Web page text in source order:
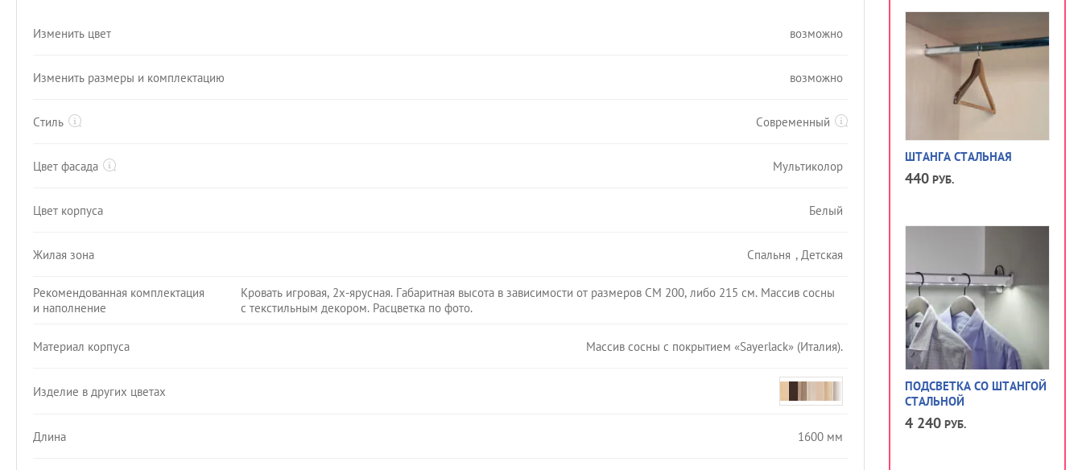
ШТАНГА СТАЛЬНАЯ
440 РУБ.
ПОДСВЕТКА СО ШТАНГОЙ
СТАЛЬНОЙ
4 240 РУБ.
Изменить цвет возможно
Изменить размеры и комплектацию возможно
Стиль Современный
Цвет фасада Мультиколор
Цвет корпуса Белый
Жилая зона Спальня , Детская
Рекомендованная комплектация
и наполнение
Кровать игровая, 2х-ярусная. Габаритная высота в зависимости от размеров СМ 200, либо 215 см. Массив сосны
с текстильным декором. Расцветка по фото.
Материал корпуса Массив сосны с покрытием «Sayerlack» (Италия).
Изделие в других цветах
Длина 1600 мм